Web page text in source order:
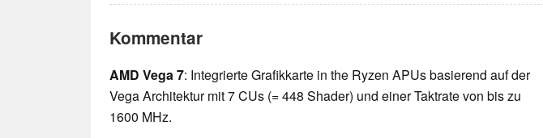
Kommentar
AMD Vega 7: Integrierte Grafikkarte in the Ryzen APUs basierend auf der
Vega Architektur mit 7 CUs (= 448 Shader) und einer Taktrate von bis zu
1600 MHz.